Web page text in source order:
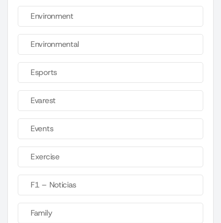
Environment
Environmental
Esports
Evarest
Events
Exercise
F1 – Noticias
Family